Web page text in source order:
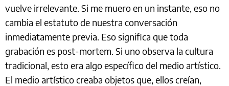
vuelve irrelevante. Si me muero en un instante, eso no
cambia el estatuto de nuestra conversación
inmediatamente previa. Eso significa que toda
grabación es post-mortem. Si uno observa la cultura
tradicional, esto era algo específico del medio artístico.
El medio artístico creaba objetos que, ellos creían,